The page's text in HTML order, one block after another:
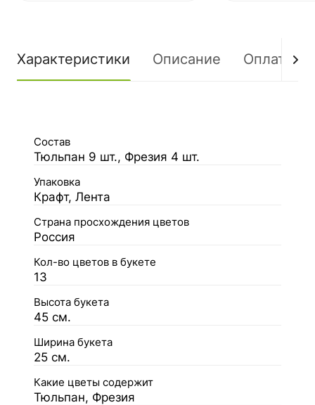
Характеристики Описание Оплата
Состав
Тюльпан 9 шт., Фрезия 4 шт.
Упаковка
Крафт, Лента
Страна просхождения цветов
Россия
Кол-во цветов в букете
13
Высота букета
45 см.
Ширина букета
25 см.
Какие цветы содержит
Тюльпан, Фрезия